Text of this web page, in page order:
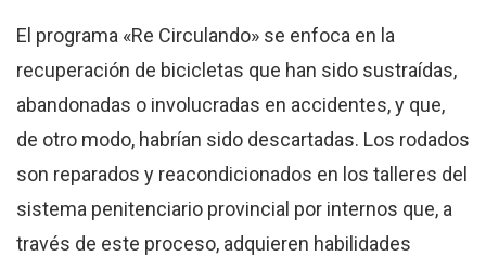
El programa «Re Circulando» se enfoca en la
recuperación de bicicletas que han sido sustraídas,
abandonadas o involucradas en accidentes, y que,
de otro modo, habrían sido descartadas. Los rodados
son reparados y reacondicionados en los talleres del
sistema penitenciario provincial por internos que, a
través de este proceso, adquieren habilidades